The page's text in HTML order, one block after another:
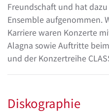
Freundschaft und hat
Ensemble aufgenommen.
Karriere waren Konzerte
Alagna sowie Auftritte
und der Konzertreihe
Diskographie